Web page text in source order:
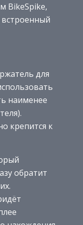
BikeSpike,
встроенный
для
наименее
крепится к
обратит